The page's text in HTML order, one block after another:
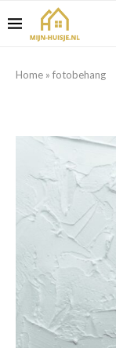
Home » fotobehang